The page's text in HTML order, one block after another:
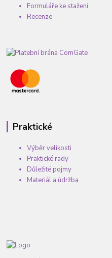
Formuláře ke stažení
Recenze
Praktické
Výběr velikosti
Praktické rady
Důležité pojmy
Materiál a údržba